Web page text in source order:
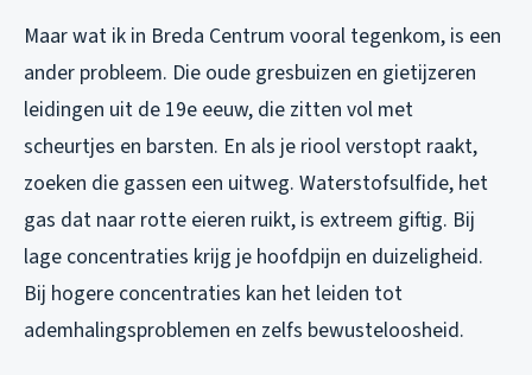
Maar wat ik in Breda Centrum vooral tegenkom, is een
ander probleem. Die oude gresbuizen en gietijzeren
leidingen uit de 19e eeuw, die zitten vol met
scheurtjes en barsten. En als je riool verstopt raakt,
zoeken die gassen een uitweg. Waterstofsulfide, het
gas dat naar rotte eieren ruikt, is extreem giftig. Bij
lage concentraties krijg je hoofdpijn en duizeligheid.
Bij hogere concentraties kan het leiden tot
ademhalingsproblemen en zelfs bewusteloosheid.